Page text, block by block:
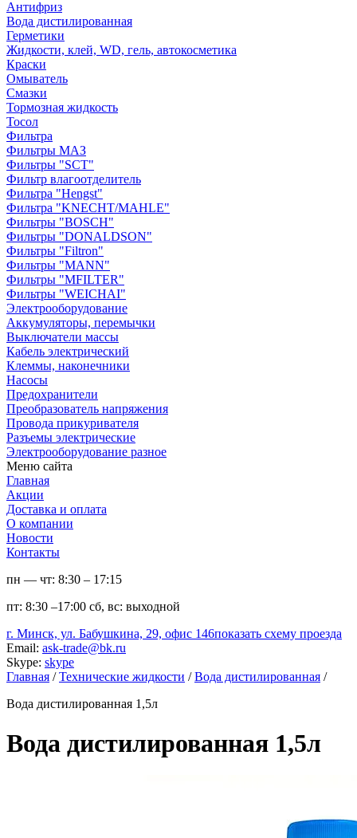
Антифриз
Вода дистилированная
Герметики
Жидкости, клей, WD, гель, автокосметика
Краски
Омыватель
Смазки
Тормозная жидкость
Тосол
Фильтра
Фильтры МАЗ
Фильтры "SCT"
Фильтр влагоотделитель
Фильтра "Hengst"
Фильтра "KNECHT/MAHLE"
Фильтры "BOSCH"
Фильтры "DONALDSON"
Фильтры "Filtron"
Фильтры "MANN"
Фильтры "MFILTER"
Фильтры "WEICHAI"
Электрооборудование
Аккумуляторы, перемычки
Выключатели массы
Кабель электрический
Клеммы, наконечники
Насосы
Предохранители
Преобразователь напряжения
Провода прикуривателя
Разъемы электрические
Электрооборудование разное
Меню сайта
Главная
Акции
Доставка и оплата
О компании
Новости
Контакты
пн — чт: 8:30 – 17:15
пт: 8:30 –17:00 сб, вс: выходной
г. Минск, ул. Бабушкина, 29, офис 146показать схему проезда
Email: ask-trade@bk.ru
Skype: skype
Главная / Технические жидкости / Вода дистилированная /
Вода дистилированная 1,5л
Вода дистилированная 1,5л